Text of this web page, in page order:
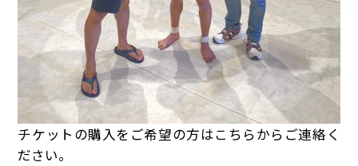
チケットの購入をご希望の方はこちらからご連絡く
ださい。